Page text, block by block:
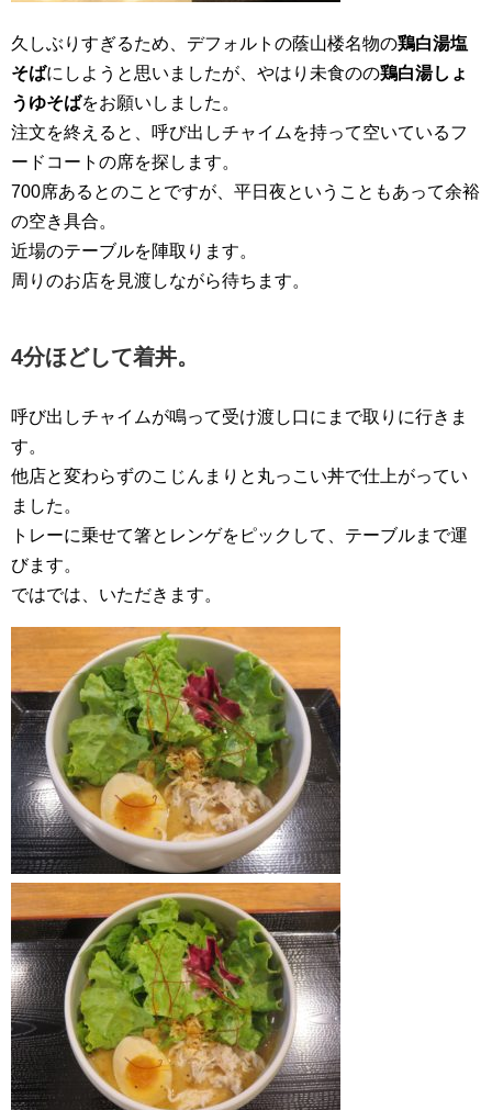
久しぶりすぎるため、デフォルトの蔭山楼名物の鶏白湯塩
そばにしようと思いましたが、やはり未食のの鶏白湯しょ
うゆそばをお願いしました。
注文を終えると、呼び出しチャイムを持って空いているフ
ードコートの席を探します。
700席あるとのことですが、平日夜ということもあって余裕
の空き具合。
近場のテーブルを陣取ります。
周りのお店を見渡しながら待ちます。
4分ほどして着丼。
呼び出しチャイムが鳴って受け渡し口にまで取りに行きま
す。
他店と変わらずのこじんまりと丸っこい丼で仕上がってい
ました。
トレーに乗せて箸とレンゲをピックして、テーブルまで運
びます。
ではでは、いただきます。